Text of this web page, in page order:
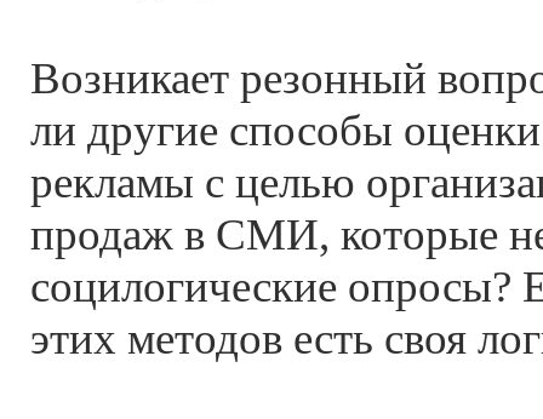
Возникает резонный
ли другие способы
рекламы с целью
продаж в СМИ, которые
социлогические опросы?
этих методов есть своя